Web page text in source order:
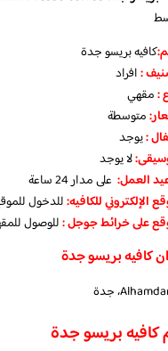
:كافيه بريسو جدة
:افراد
:مقهي
:متوسطة
:يوجد
:لا يوجد
العمل: على مدار 24 ساعة
الإلكتروني للكافيه:للدخول
على خرائط جوجل:للوصول
كافيه بريسو جدة
كافيه بريسو جدة